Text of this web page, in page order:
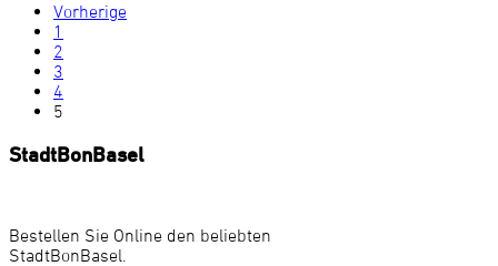
Vorherige
1
2
3
4
5
StadtBonBasel
Bestellen Sie Online den beliebten
StadtBonBasel.